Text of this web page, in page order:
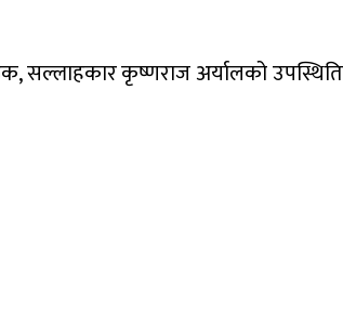
सल्लाहकार कृष्णराज अर्यालको उपस्थिति